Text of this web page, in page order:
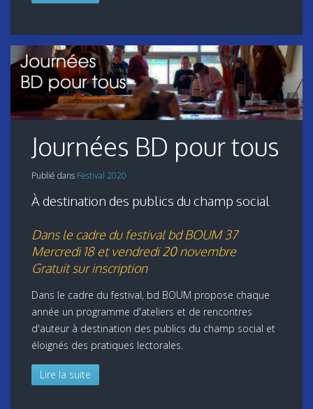
Journées BD pour tous
Publié dans Festival 2020
À destination des publics du champ social
Dans le cadre du festival bd BOUM 37
Mercredi 18 et vendredi 20 novembre
Gratuit sur inscription
Dans le cadre du festival, bd BOUM propose chaque
année un programme d'ateliers et de rencontres
d'auteur à destination des publics du champ social et
éloignés des pratiques lectorales.
Lire la suite